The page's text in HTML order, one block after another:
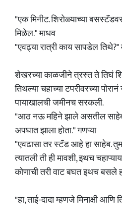
"एक मिनीट. शिरोळ्याच्या
मिळेल." माधव
"एवढ्या रात्री काय सापडेल तिथे?"
शेखरच्या काळजीने त्रस्त ते तिघं
तिथल्या चहाच्या टपरीवरच्या
पायाखालची जमीनच सरकली.
"आठ नऊ महिने झाले असतील
अपघात झाला होता." गणप्या
"एवढासा तर स्टॅंड आहे हा साहेब.
त्यातली ती ही मावशी, इथच
कोणाची तरी वाट बघत इथच बसले
"हा, ताई-दादा म्हणजे मिनाक्षी आणि